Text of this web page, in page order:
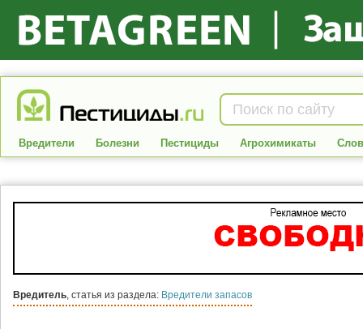
Вредители Болезни Пестициды Агрохимикаты
Вредитель, статья из раздела: Вредители запасов